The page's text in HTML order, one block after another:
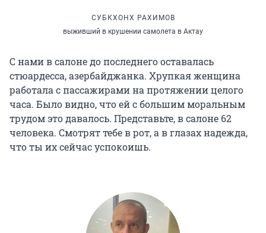
СУБКХОНХ РАХИМОВ
выживший в крушении самолета в Актау
С нами в салоне до последнего оставалась
стюардесса, азербайджанка. Хрупкая женщина
работала с пассажирами на протяжении целого
часа. Было видно, что ей с большим моральным
трудом это давалось. Представьте, в салоне 62
человека. Смотрят тебе в рот, а в глазах надежда,
что ты их сейчас успокоишь.